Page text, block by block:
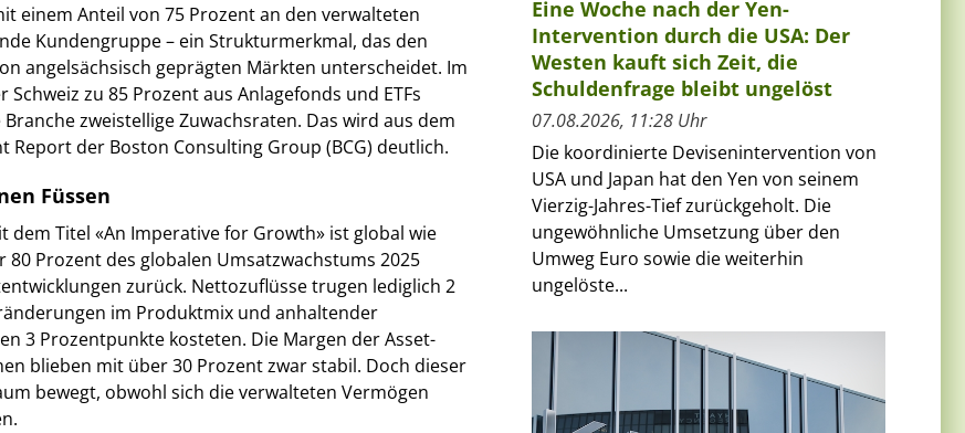
einem Anteil von 75 Prozent an den verwalteten
Kundengruppe – ein Strukturmerkmal, das den
angelsächsisch geprägten Märkten unterscheidet. Im
Schweiz zu 85 Prozent aus Anlagefonds und ETFs
zweistellige Zuwachsraten. Das wird aus dem
Report der Boston Consulting Group (BCG) deutlich.
Füssen
dem Titel «An Imperative for Growth» ist global wie
Prozent des globalen Umsatzwachstums 2025
zurück. Nettozuflüsse trugen lediglich 2
im Produktmix und anhaltender
3 Prozentpunkte kosteten. Die Margen der Asset-
blieben mit über 30 Prozent zwar stabil. Doch dieser
bewegt, obwohl sich die verwalteten Vermögen
Eine Woche nach der Yen-
Intervention durch die USA: Der
Westen kauft sich Zeit, die
Schuldenfrage bleibt ungelöst
07.08.2026, 11:28 Uhr
Die koordinierte Devisenintervention von
USA und Japan hat den Yen von seinem
Vierzig-Jahres-Tief zurückgeholt. Die
ungewöhnliche Umsetzung über den
Umweg Euro sowie die weiterhin
ungelöste...